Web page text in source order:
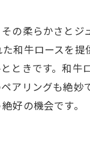
の柔らかさとジ
和牛ロースを
ときです。和牛
アリングも絶妙
好の機会です。